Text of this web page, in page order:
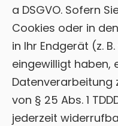
a DSGVO. Sofern
Cookies oder in
in Ihr Endgerät (z.
eingewilligt haben,
Datenverarbeitung
von § 25 Abs. 1
jederzeit